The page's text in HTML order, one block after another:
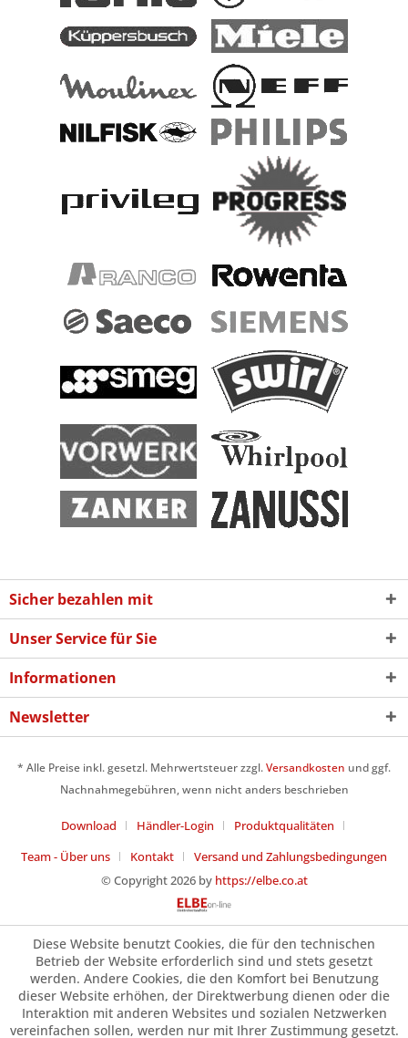
Sicher bezahlen mit
Unser Service für Sie
Informationen
Newsletter
* Alle Preise inkl. gesetzl. Mehrwertsteuer zzgl.Versandkosten und ggf.
Nachnahmegebühren, wenn nicht anders beschrieben
Download Händler-Login
Produktqualitäten
Team - Über uns
Kontakt
Versand und Zahlungsbedingungen
© Copyright 2026 by https://elbe.co.at
Diese Website benutzt Cookies, die für den technischen
Betrieb der Website erforderlich sind und stets gesetzt
werden. Andere Cookies, die den Komfort bei Benutzung
dieser Website erhöhen, der Direktwerbung dienen oder die
Interaktion mit anderen Websites und sozialen Netzwerken
vereinfachen sollen, werden nur mit Ihrer Zustimmung gesetzt.